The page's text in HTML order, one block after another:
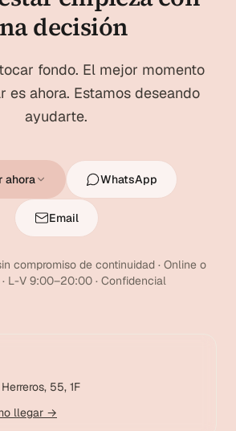
decisión
fondo. El mejor momento
es ahora. Estamos deseando
ayudarte.
ahora WhatsApp
Email
compromiso de continuidad · Online o
L-V 9:00–20:00 · Confidencial
55, 1F
llegar →